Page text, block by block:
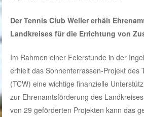
Der Tennis Club Weiler erhält
Landkreises für die Errichtung von
Im Rahmen einer Feierstunde in der
erhielt das Sonnenterrassen-Projekt des
(TCW) eine wichtige finanzielle
zur Ehrenamtsförderung des
von 29 geförderten Projekten kann das